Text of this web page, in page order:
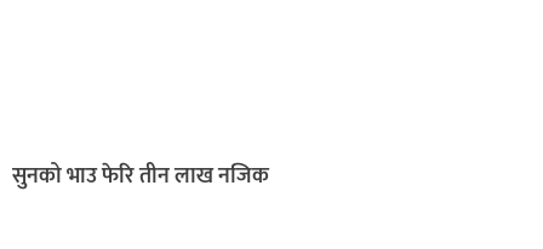
सुनको भाउ फेरि तीन लाख नजिक